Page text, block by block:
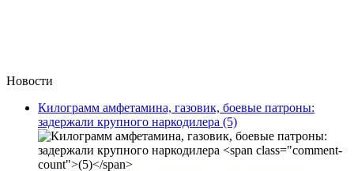
Новости
Килограмм амфетамина, газовик, боевые патроны:
задержали крупного наркодилера (5)